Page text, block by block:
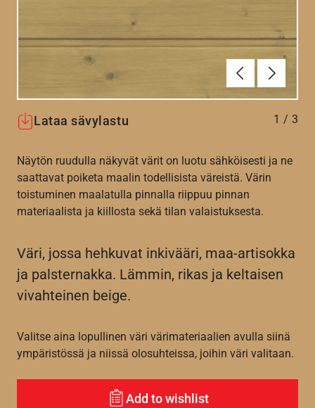
Edellinen
Lataa sävylastu 1 / 3
Näytön ruudulla näkyvät värit on luotu sähköisesti ja ne
saattavat poiketa maalin todellisista väreistä. Värin
toistuminen maalatulla pinnalla riippuu pinnan
materiaalista ja kiillosta sekä tilan valaistuksesta.
Väri, jossa hehkuvat inkivääri, maa-artisokka
ja palsternakka. Lämmin, rikas ja keltaisen
vivahteinen beige.
Valitse aina lopullinen väri värimateriaalien avulla siinä
ympäristössä ja niissä olosuhteissa, joihin väri valitaan.
Add to wishlist